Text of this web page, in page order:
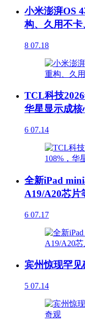
小米澎湃OS
构、久用不
8 07.18
TCL科技
华星显示成
6 07.14
全新iPad
A19/A20芯片
6 07.17
宾州惊现罕
5 07.14